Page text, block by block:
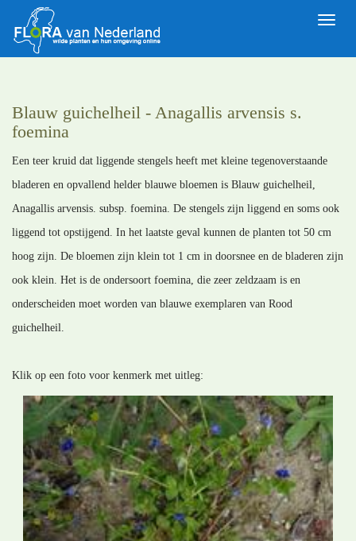
Toggle
Blauw guichelheil - Anagallis arvensis s.
foemina
Een teer kruid dat liggende stengels heeft met kleine tegenoverstaande
bladeren en opvallend helder blauwe bloemen is Blauw guichelheil,
Anagallis arvensis. subsp. foemina. De stengels zijn liggend en soms ook
liggend tot opstijgend. In het laatste geval kunnen de planten tot 50 cm
hoog zijn. De bloemen zijn klein tot 1 cm in doorsnee en de bladeren zijn
ook klein. Het is de ondersoort foemina, die zeer zeldzaam is en
onderscheiden moet worden van blauwe exemplaren van Rood
guichelheil.
Klik op een foto voor kenmerk met uitleg: